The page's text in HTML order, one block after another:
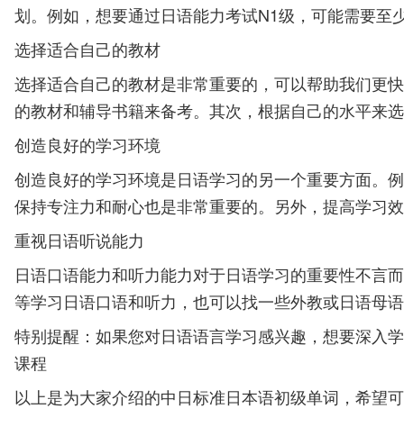
划。例如，想要通过日语能力考试N1级，可能需要
选择适合自己的教材
选择适合自己的教材是非常重要的，可以帮助我们更
的教材和辅导书籍来备考。其次，根据自己的水平来
创造良好的学习环境
创造良好的学习环境是日语学习的另一个重要方面。
保持专注力和耐心也是非常重要的。另外，提高学习
重视日语听说能力
日语口语能力和听力能力对于日语学习的重要性不言
等学习日语口语和听力，也可以找一些外教或日语母
特别提醒：如果您对日语语言学习感兴趣，想要深入
课程
以上是为大家介绍的中日标准日本语初级单词，希望